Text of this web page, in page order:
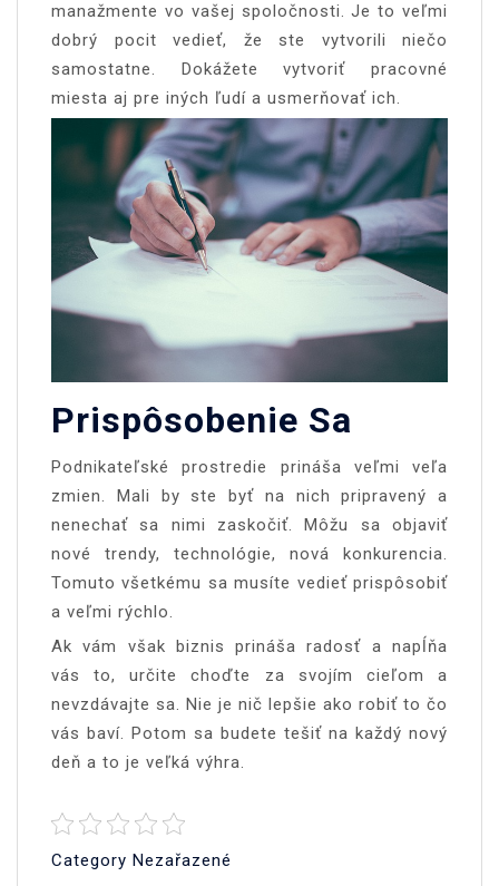
manažmente vo vašej spoločnosti. Je to veľmi
dobrý pocit vedieť, že ste vytvorili niečo
samostatne. Dokážete vytvoriť pracovné
miesta aj pre iných ľudí a usmerňovať ich.
Prispôsobenie Sa
Podnikateľské prostredie prináša veľmi veľa
zmien. Mali by ste byť na nich pripravený a
nenechať sa nimi zaskočiť. Môžu sa objaviť
nové trendy, technológie, nová konkurencia.
Tomuto všetkému sa musíte vedieť prispôsobiť
a veľmi rýchlo.
Ak vám však biznis prináša radosť a napĺňa
vás to, určite choďte za svojím cieľom a
nevzdávajte sa. Nie je nič lepšie ako robiť to čo
vás baví. Potom sa budete tešiť na každý nový
deň a to je veľká výhra.
Category Nezařazené